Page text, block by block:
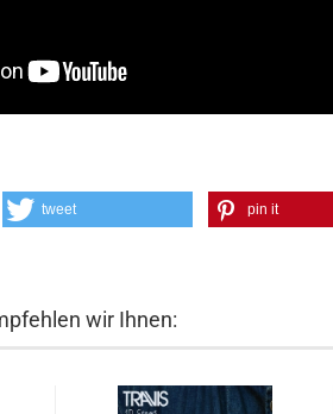
tweet pin it
wir Ihnen: